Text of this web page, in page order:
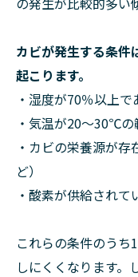
カビが発生する条件
起こります。
・湿度が70％以上で
・気温が20～30℃の
・カビの栄養源が
ど）
・酸素が供給されて
これらの条件のうち
しにくくなります。